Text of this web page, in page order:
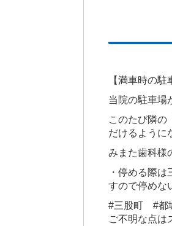
【満車時の
当院の駐車場
このたび隣の
だけるように
みまた歯科様
・停める際
すので停めな
#三股町 #都
ご不明な点は